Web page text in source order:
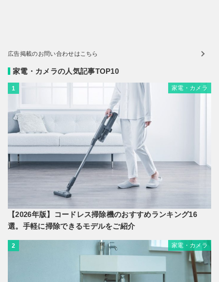
広告掲載のお問い合わせはこちら
家電・カメラの人気記事TOP10
1 家電・カメラ
【2026年版】コードレス掃除機のおすすめランキング16
選。手軽に掃除できるモデルをご紹介
2 家電・カメラ